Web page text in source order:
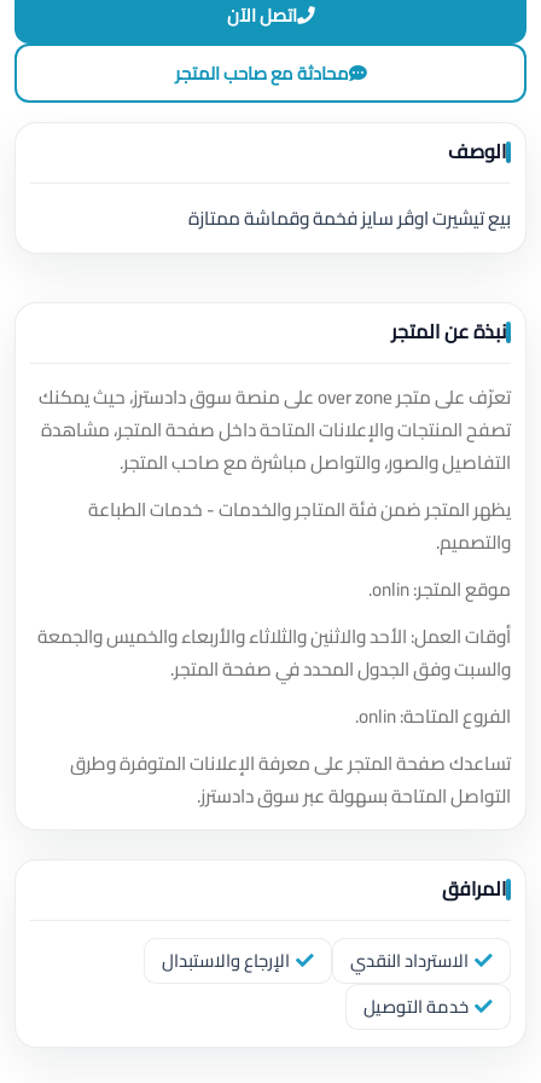
اتصل الآن
محادثة مع صاحب المتجر
الوصف
بيع تيشيرت اوڤر سايز فخمة وقماشة ممتازة
نبذة عن المتجر
تعرّف على متجر over zone على منصة سوق دادسترز، حيث يمكنك
تصفح المنتجات والإعلانات المتاحة داخل صفحة المتجر، مشاهدة
التفاصيل والصور، والتواصل مباشرة مع صاحب المتجر.
يظهر المتجر ضمن فئة المتاجر والخدمات - خدمات الطباعة
والتصميم.
موقع المتجر: onlin.
أوقات العمل: الأحد والاثنين والثلاثاء والأربعاء والخميس والجمعة
والسبت وفق الجدول المحدد في صفحة المتجر.
الفروع المتاحة: onlin.
تساعدك صفحة المتجر على معرفة الإعلانات المتوفرة وطرق
التواصل المتاحة بسهولة عبر سوق دادسترز.
المرافق
الاسترداد النقدي
الإرجاع والاستبدال
خدمة التوصيل